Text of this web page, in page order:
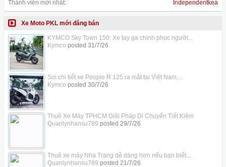
Thành viên mới nhất:
Independentkea
Xe Moto PKL mới đăng bán
KYMCO Sky Town 150: Xe tay ga chinh phục người...
Kymco posted 31/7/26
Soi chi tiết xe People R 125 ra mắt tại Việt Nam,...
Kymco posted 30/7/26
Thuê Xe Máy TPHCM Giải Pháp Di Chuyển Tiết Kiệm
Quanlynhansu789 posted 29/7/26
Thuê xe máy Nha Trang dễ dàng hơn nếu bạn biết...
Quanlynhansu789 posted 21/7/26